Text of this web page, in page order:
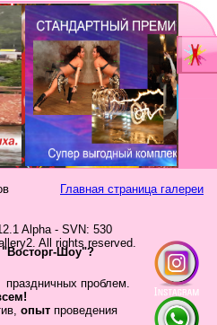
Главная страница галереи
Alpha - SVN: 530
All rights reserved.
Шоу"?
проблем.
, опыт проведения
год